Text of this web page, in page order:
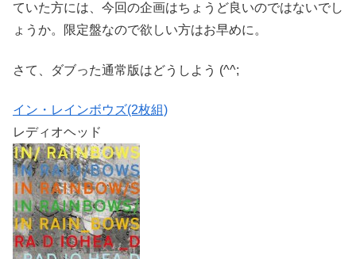
ていた方には、今回の企画はちょうど良いのではないでし
ょうか。限定盤なので欲しい方はお早めに。
さて、ダブった通常版はどうしよう (^^;
イン・レインボウズ(2枚組)
レディオヘッド